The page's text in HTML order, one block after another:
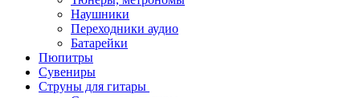
Наушники
Переходники аудио
Батарейки
Пюпитры
Сувениры
Струны для гитары